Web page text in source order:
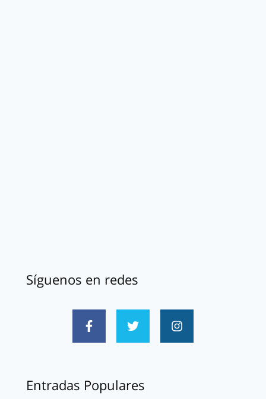
Síguenos en redes
Entradas Populares